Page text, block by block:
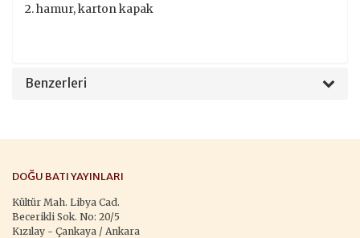
2. hamur, karton kapak
Benzerleri
DOĞU BATI YAYINLARI
Kültür Mah. Libya Cad.
Becerikli Sok. No: 20/5
Kızılay - Çankaya / Ankara